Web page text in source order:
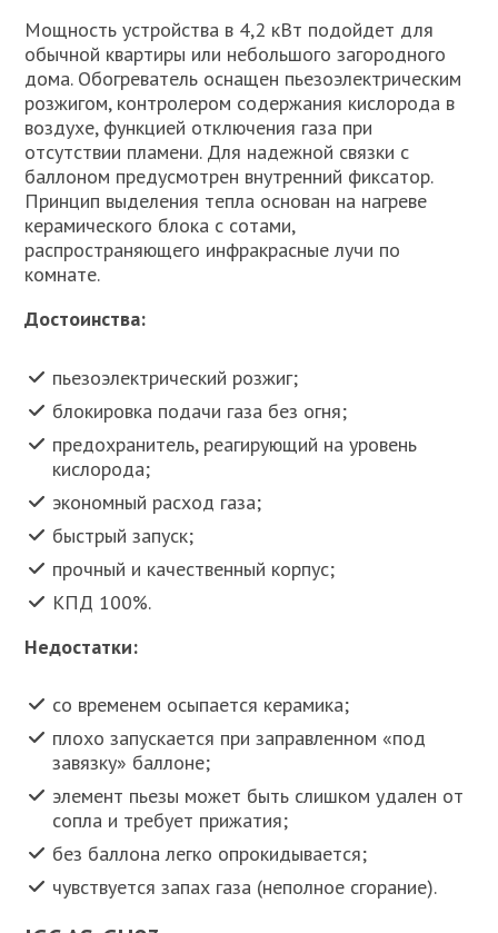
Мощность устройства в 4,2 кВт подойдет для
обычной квартиры или небольшого загородного
дома. Обогреватель оснащен пьезоэлектрическим
розжигом, контролером содержания кислорода в
воздухе, функцией отключения газа при
отсутствии пламени. Для надежной связки с
баллоном предусмотрен внутренний фиксатор.
Принцип выделения тепла основан на нагреве
керамического блока с сотами,
распространяющего инфракрасные лучи по
комнате.
Достоинства:
пьезоэлектрический розжиг;
блокировка подачи газа без огня;
предохранитель, реагирующий на уровень
кислорода;
экономный расход газа;
быстрый запуск;
прочный и качественный корпус;
КПД 100%.
Недостатки:
со временем осыпается керамика;
плохо запускается при заправленном «под
завязку» баллоне;
элемент пьезы может быть слишком удален от
сопла и требует прижатия;
без баллона легко опрокидывается;
чувствуется запах газа (неполное сгорание).